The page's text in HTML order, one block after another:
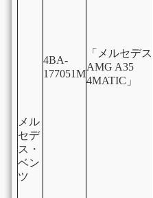
メル
セデ
ス・
ベン
ツ
4BA-
177051M
「メルセデス
AMG A35
4MATIC」